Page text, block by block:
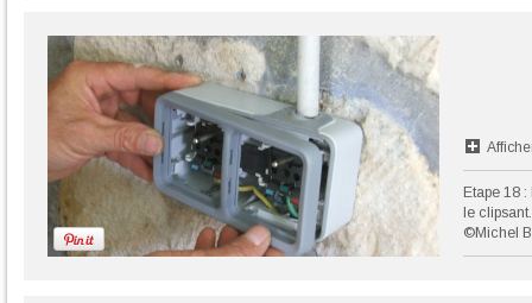
Etape 18
le clipsant.
©Michel